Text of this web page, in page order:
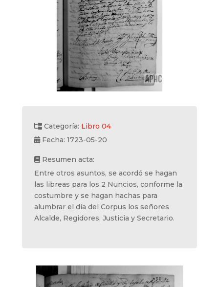
Categoría: Libro 04
Fecha: 1723-05-20
Resumen acta:
Entre otros asuntos, se acordó se hagan
las libreas para los 2 Nuncios, conforme la
costumbre y se hagan hachas para
alumbrar el día del Corpus los señores
Alcalde, Regidores, Justicia y Secretario.